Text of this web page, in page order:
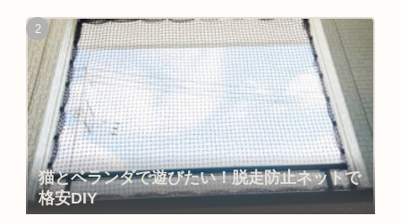
猫とベランダで遊びたい！脱走防止ネットで
格安DIY